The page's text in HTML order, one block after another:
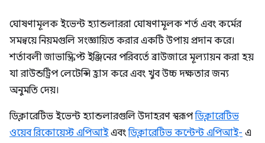
ঘোষণামূলক ইভেন্ট হ্যান্ডলাররা ঘোষণামূলক শর্ত এবং কর্মের
সমন্বয়ে নিয়মগুলি সংজ্ঞায়িত করার একটি উপায় প্রদান করে।
শর্তাবলী জাভাস্ক্রিপ্ট ইঞ্জিনের পরিবর্তে ব্রাউজারে মূল্যায়ন করা হয়
যা রাউন্ডট্রিপ লেটেন্সি হ্রাস করে এবং খুব উচ্চ দক্ষতার জন্য
অনুমতি দেয়।
ডিক্লারেটিভ ইভেন্ট হ্যান্ডলারগুলি উদাহরণ স্বরূপডিক্লারেটিভ
ওয়েব রিকোয়েস্ট এপিআইএবংডিক্লারেটিভ কন্টেন্ট এপিআই- এ